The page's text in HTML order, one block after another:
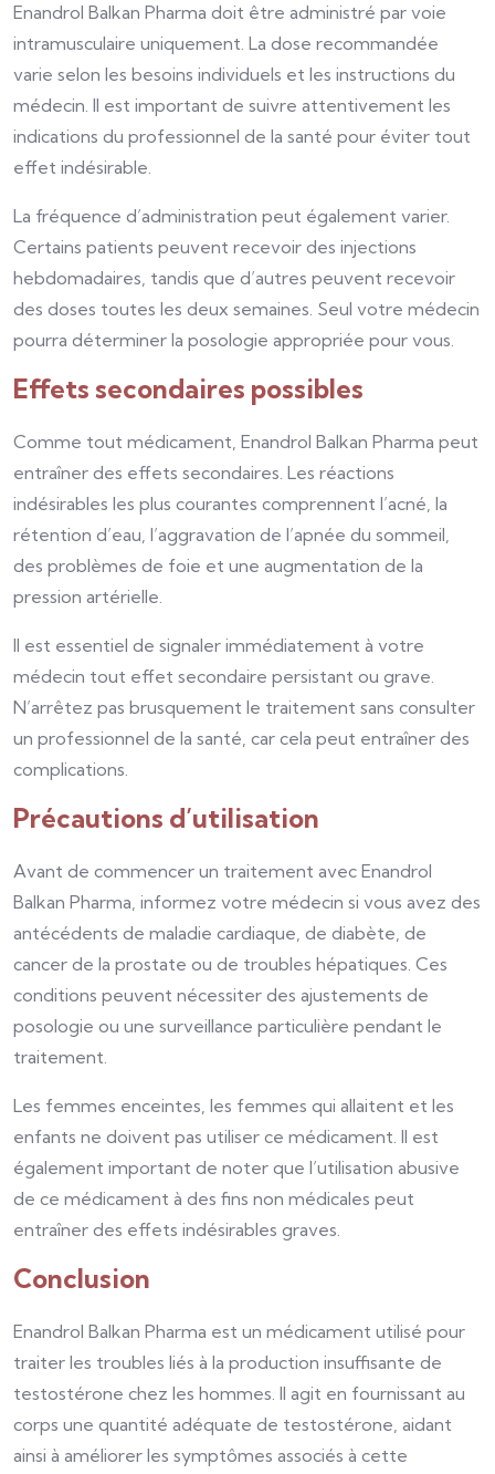
Enandrol Balkan Pharma doit être administré par voie
intramusculaire uniquement. La dose recommandée
varie selon les besoins individuels et les instructions du
médecin. Il est important de suivre attentivement les
indications du professionnel de la santé pour éviter tout
effet indésirable.
La fréquence d’administration peut également varier.
Certains patients peuvent recevoir des injections
hebdomadaires, tandis que d’autres peuvent recevoir
des doses toutes les deux semaines. Seul votre médecin
pourra déterminer la posologie appropriée pour vous.
Effets secondaires possibles
Comme tout médicament, Enandrol Balkan Pharma peut
entraîner des effets secondaires. Les réactions
indésirables les plus courantes comprennent l’acné, la
rétention d’eau, l’aggravation de l’apnée du sommeil,
des problèmes de foie et une augmentation de la
pression artérielle.
Il est essentiel de signaler immédiatement à votre
médecin tout effet secondaire persistant ou grave.
N’arrêtez pas brusquement le traitement sans consulter
un professionnel de la santé, car cela peut entraîner des
complications.
Précautions d’utilisation
Avant de commencer un traitement avec Enandrol
Balkan Pharma, informez votre médecin si vous avez des
antécédents de maladie cardiaque, de diabète, de
cancer de la prostate ou de troubles hépatiques. Ces
conditions peuvent nécessiter des ajustements de
posologie ou une surveillance particulière pendant le
traitement.
Les femmes enceintes, les femmes qui allaitent et les
enfants ne doivent pas utiliser ce médicament. Il est
également important de noter que l’utilisation abusive
de ce médicament à des fins non médicales peut
entraîner des effets indésirables graves.
Conclusion
Enandrol Balkan Pharma est un médicament utilisé pour
traiter les troubles liés à la production insuffisante de
testostérone chez les hommes. Il agit en fournissant au
corps une quantité adéquate de testostérone, aidant
ainsi à améliorer les symptômes associés à cette